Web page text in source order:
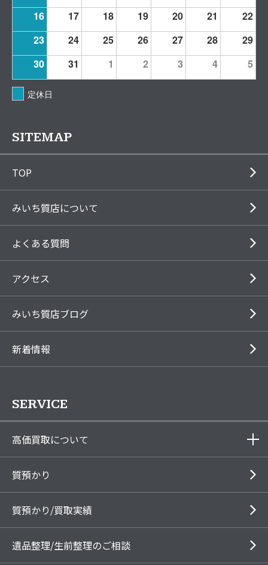
16
17 18 19 20 21
22
23
24 25 26 27 28
29
30
31 1 2 3 4 5
定休日
SITEMAP
TOP
みいち質店について
よくある質問
アクセス
みいち質店ブログ
新着情報
SERVICE
高価買取について
質預かり
質預かり/買取実績
遺品整理/生前整理のご相談